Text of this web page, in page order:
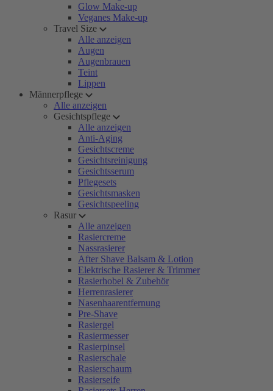
Glow Make-up
Veganes Make-up
Travel Size
Alle anzeigen
Augen
Augenbrauen
Teint
Lippen
Männerpflege
Alle anzeigen
Gesichtspflege
Alle anzeigen
Anti-Aging
Gesichtscreme
Gesichtsreinigung
Gesichtsserum
Pflegesets
Gesichtsmasken
Gesichtspeeling
Rasur
Alle anzeigen
Rasiercreme
Nassrasierer
After Shave Balsam & Lotion
Elektrische Rasierer & Trimmer
Rasierhobel & Zubehör
Herrenrasierer
Nasenhaarentfernung
Pre-Shave
Rasiergel
Rasiermesser
Rasierpinsel
Rasierschale
Rasierschaum
Rasierseife